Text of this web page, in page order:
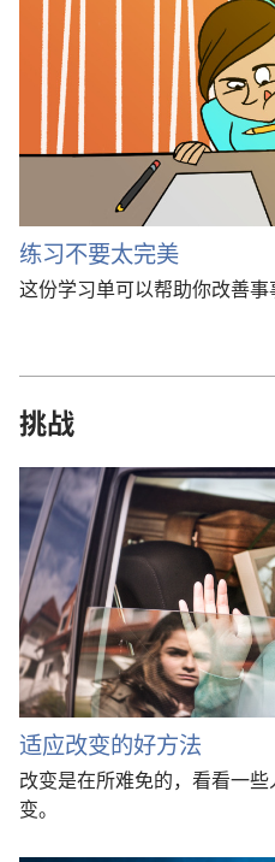
练习不要太完美
这份学习单可以帮助你改善事
挑战
适应改变的好方法
改变是在所难免的，看看一
变。